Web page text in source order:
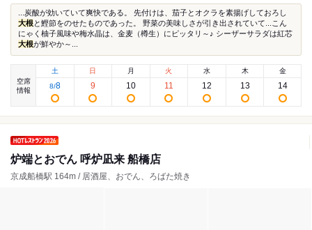
...炭酸が効いていて爽快である。 先付けは、茄子とオクラを素揚げしておろし
大根と鰹節をのせたものであった。 野菜の美味しさが引き出されていて...こん
にゃく柚子風味や梅水晶は、金麦（樽生）にピッタリ～♪ シーザーサラダは紅芯
大根が鮮やか～...
空席
情報
土
8/8
日
9
月
10
火
11
水
12
木
13
金
14
炉端とおでん 呼炉凪来 船橋店
京成船橋駅 164m / 居酒屋、おでん、ろばた焼き